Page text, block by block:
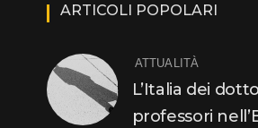
ARTICOLI POPOLARI
ATTUALITÀ
L’Italia dei
professori